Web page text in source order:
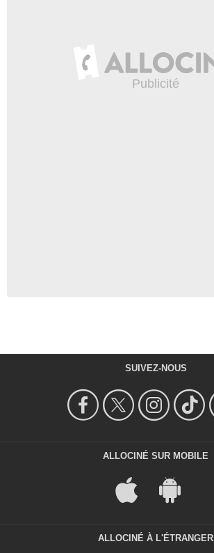
SUIVEZ-NOUS
ALLOCINÉ SUR MOBILE
ALLOCINÉ À L'ÉTRANGER